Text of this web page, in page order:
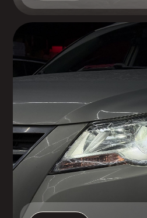
Центральный офис:
Н.Новгород Казанское ш. 12к1
+7 (920) 111-55-66
Филиал:
Н.Новгород ул. Электровозная 7а к3